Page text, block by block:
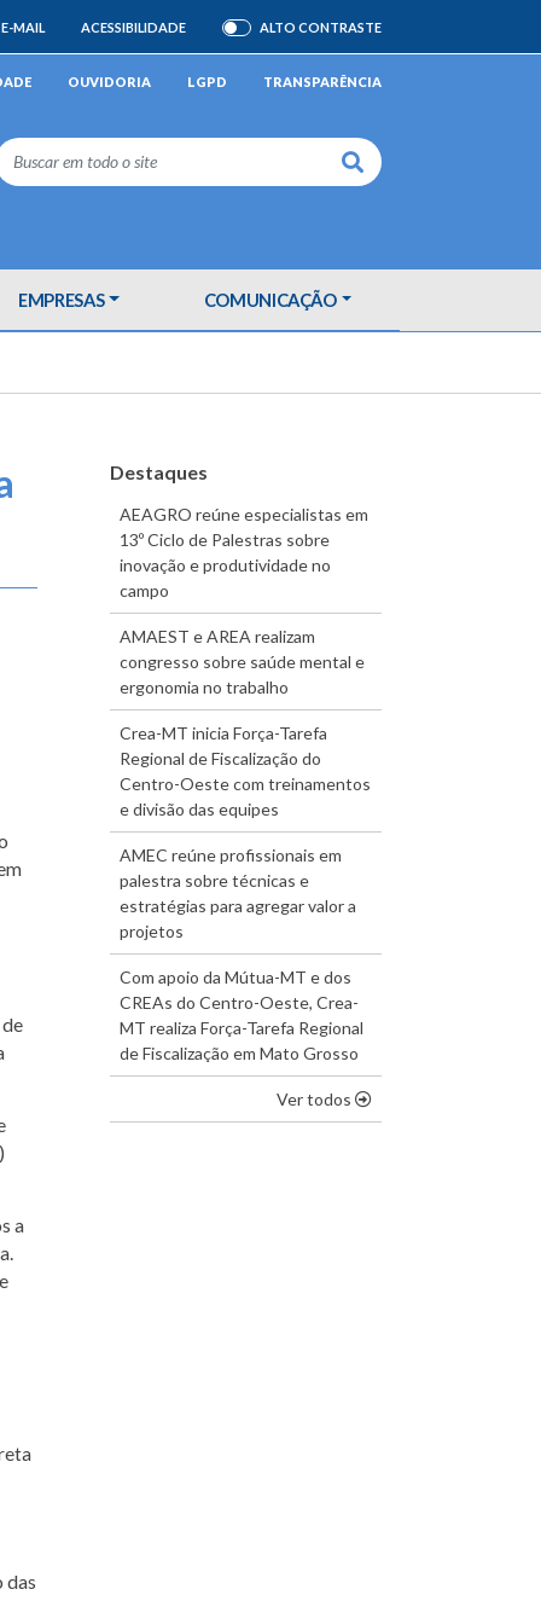
E-MAIL ACESSIBILIDADE ATIVAR/DESATIVAR
ALTO CONTRASTE
OUVIDORIA LGPD TRANSPARÊNCIA
Buscar
EMPRESAS COMUNICAÇÃO
a
das
Destaques
AEAGRO reúne especialistas em
13º Ciclo de Palestras sobre
inovação e produtividade no
campo
AMAEST e AREA realizam
congresso sobre saúde mental e
ergonomia no trabalho
Crea-MT inicia Força-Tarefa
Regional de Fiscalização do
Centro-Oeste com treinamentos
e divisão das equipes
AMEC reúne profissionais em
palestra sobre técnicas e
estratégias para agregar valor a
projetos
Com apoio da Mútua-MT e dos
CREAs do Centro-Oeste, Crea-
MT realiza Força-Tarefa Regional
de Fiscalização em Mato Grosso
Ver todos os destaques